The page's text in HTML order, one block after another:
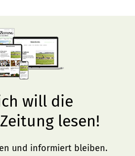
will die
lesen!
und informiert bleiben.